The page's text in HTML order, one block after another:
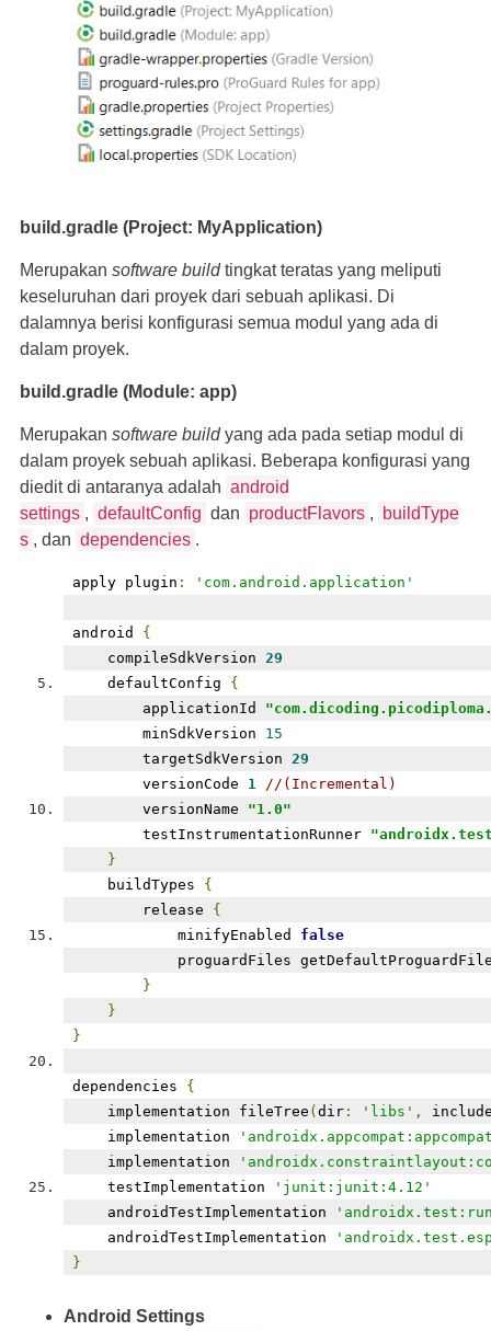
build.gradle (Project: MyApplication)
Merupakan software buildtingkat teratas yang meliputi
keseluruhan dari proyek dari sebuah aplikasi. Di
dalamnya berisi konfigurasi semua modul yang ada di
dalam proyek.
build.gradle (Module: app)
Merupakan software buildyang ada pada setiap modul di
dalam proyek sebuah aplikasi. Beberapa konfigurasi yang
diedit di antaranya adalah android
settings , defaultConfig dan productFlavors ,
buildType
s , dan dependencies .
apply plugin : 'com.android.application'
android {
compileSdkVersion 29
defaultConfig {
applicationId
minSdkVersion 15
targetSdkVersion 29
versionCode 1
//(Incremental)
versionName "1.0"
testInstrumentationRunner
}
buildTypes {
release {
minifyEnabled false
proguardFiles
}
}
}
dependencies {
implementation fileTree (dir : 'libs' ,
implementation
implementation
testImplementation
'junit:junit:4.12'
androidTestImplementation
androidTestImplementation
}
Android Settings